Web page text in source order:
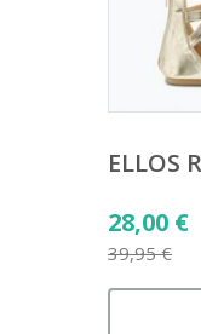
ELLOS
39,95€
hinta
oli:
28,00 €